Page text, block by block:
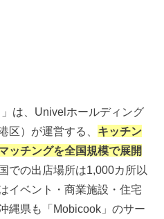
は、Univelホールディング
区）が運営する、 キッチン
ッチングを全国規模で展開
での出店場所は1,000カ所以
イベント・商業施設・住宅
縄県も「Mobicook」のサー